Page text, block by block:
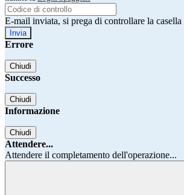
E-mail inviata, si prega di controllare la
Errore
Chiudi
Successo
Chiudi
Informazione
Chiudi
Attendere...
Attendere il completamento dell'operazione...